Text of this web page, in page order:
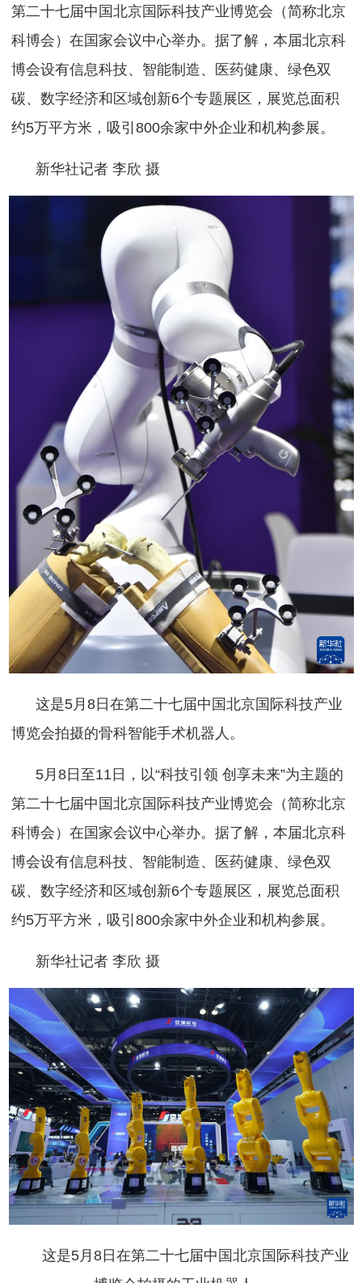
第二十七届中国北京国际科技产业博览会（简称北京
科博会）在国家会议中心举办。据了解，本届北京科
博会设有信息科技、智能制造、医药健康、绿色双
碳、数字经济和区域创新6个专题展区，展览总面积
约5万平方米，吸引800余家中外企业和机构参展。
新华社记者 李欣 摄
这是5月8日在第二十七届中国北京国际科技产业
博览会拍摄的骨科智能手术机器人。
5月8日至11日，以“科技引领 创享未来”为主题的
第二十七届中国北京国际科技产业博览会（简称北京
科博会）在国家会议中心举办。据了解，本届北京科
博会设有信息科技、智能制造、医药健康、绿色双
碳、数字经济和区域创新6个专题展区，展览总面积
约5万平方米，吸引800余家中外企业和机构参展。
新华社记者 李欣 摄
这是5月8日在第二十七届中国北京国际科技产业